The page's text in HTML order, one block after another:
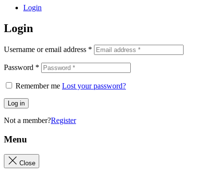
Login
Login
Username or email address *
Password *
Remember me Lost your password?
Log in
Not a member?Register
Menu
Close